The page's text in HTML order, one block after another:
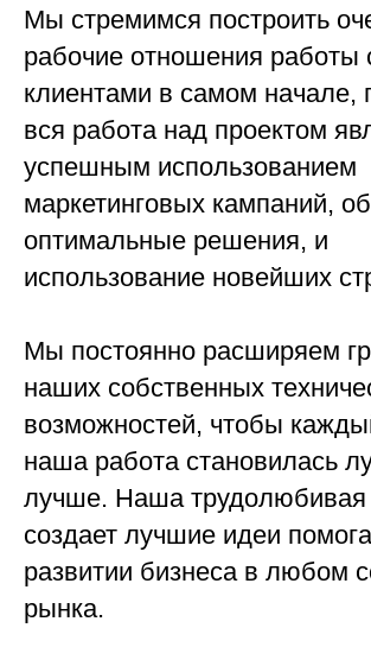
Мы стремимся построить
рабочие отношения
клиентами в самом начале,
вся работа над проектом
успешным использованием
маркетинговых кампаний,
оптимальные решения, и
использование новейших
Мы постоянно расширяем
наших собственных
возможностей, чтобы
наша работа становилась
лучше. Наша трудолюбивая
создает лучшие идеи
развитии бизнеса в любом
рынка.